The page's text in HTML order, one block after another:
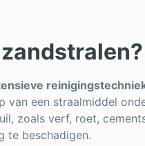
van een straalmiddel
zoals verf, roet,
te beschadigen.